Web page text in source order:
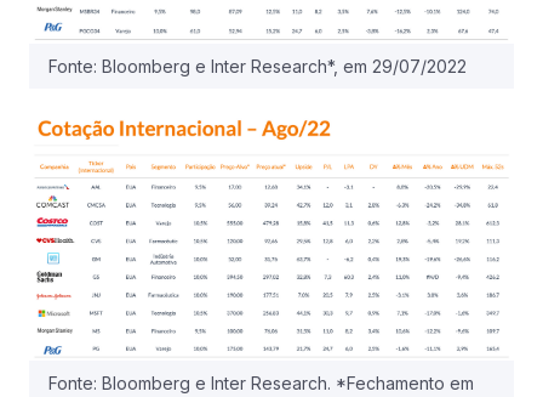
Fonte: Bloomberg e Inter Research*, em 29/07/2022
Fonte: Bloomberg e Inter Research. *Fechamento em